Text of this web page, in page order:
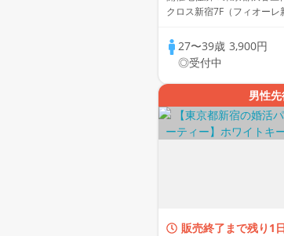
クロス新宿7F（フィオーレ
27〜39歳 3,900円
◎受付中
男性
販売終了まで残り1